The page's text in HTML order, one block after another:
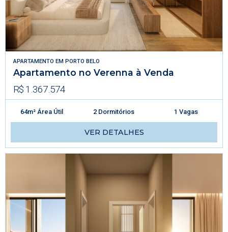
APARTAMENTO EM PORTO BELO
Apartamento no Verenna à Venda
R$ 1.367.574
64m² Área Útil 2 Dormitórios 1 Vagas
VER DETALHES